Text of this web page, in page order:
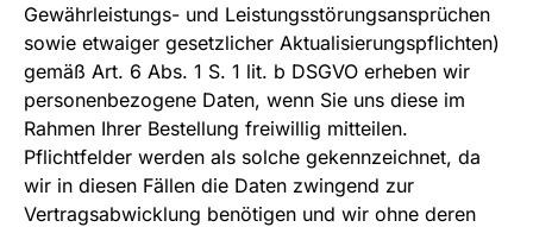
Gewährleistungs- und Leistungsstörungsansprüchen
sowie etwaiger gesetzlicher Aktualisierungspflichten)
gemäß Art. 6 Abs. 1 S. 1 lit. b DSGVO erheben wir
personenbezogene Daten, wenn Sie uns diese im
Rahmen Ihrer Bestellung freiwillig mitteilen.
Pflichtfelder werden als solche gekennzeichnet, da
wir in diesen Fällen die Daten zwingend zur
Vertragsabwicklung benötigen und wir ohne deren